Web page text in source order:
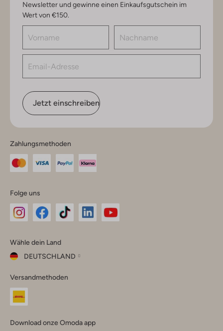
Newsletter und gewinne einen Einkaufsgutschein im
Wert von €150.
Jetzt einschreiben
Zahlungsmethoden
Folge uns
Instagram
Facebook
TikTok
Wähle dein Land
DEUTSCHLAND
dein
Land
Versandmethoden
Download onze Omoda app